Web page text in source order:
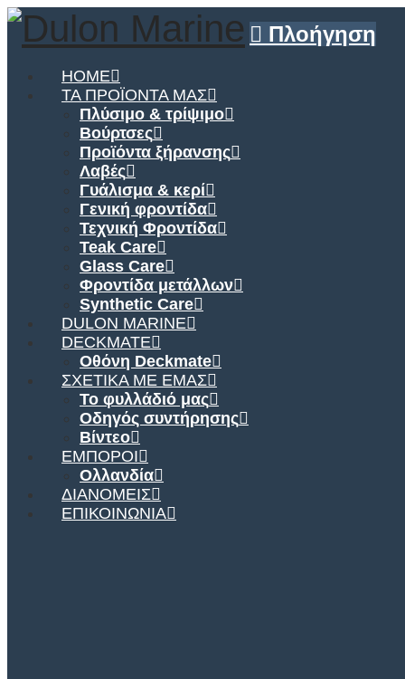
Πλοήγηση
HOME
ΤΑ ΠΡΟΪΌΝΤΑ ΜΑΣ
Πλύσιμο & τρίψιμο
Βούρτσες
Προϊόντα ξήρανσης
Λαβές
Γυάλισμα & κερί
Γενική φροντίδα
Τεχνική Φροντίδα
Teak Care
Glass Care
Φροντίδα μετάλλων
Synthetic Care
DULON MARINE
DECKMATE
Οθόνη Deckmate
ΣΧΕΤΙΚΆ ΜΕ ΕΜΆΣ
Το φυλλάδιό μας
Οδηγός συντήρησης
Βίντεο
ΈΜΠΟΡΟΙ
Ολλανδία
ΔΙΑΝΟΜΕΊΣ
ΕΠΙΚΟΙΝΩΝΊΑ